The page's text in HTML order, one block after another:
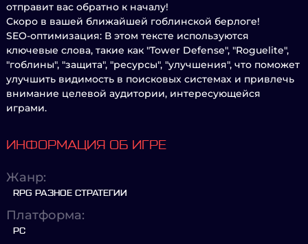
отправит вас обратно к началу!
Скоро в вашей ближайшей гоблинской берлоге!
SEO-оптимизация: В этом тексте используются
ключевые слова, такие как "Tower Defense", "Roguelite",
"гоблины", "защита", "ресурсы", "улучшения", что поможет
улучшить видимость в поисковых системах и привлечь
внимание целевой аудитории, интересующейся
играми.
ИНФОРМАЦИЯ ОБ ИГРЕ
Жанр:
RPG РАЗНОЕ СТРАТЕГИИ
Платформа:
PC